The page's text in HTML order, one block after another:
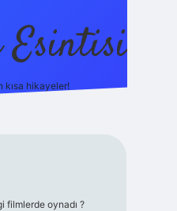
kısa hikayeler!
filmlerde oynadı ?